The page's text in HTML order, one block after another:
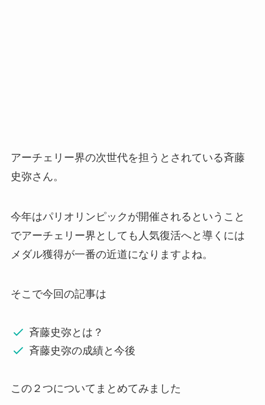
アーチェリー界の次世代を担うとされている斉藤
史弥さん。
今年はパリオリンピックが開催されるということ
でアーチェリー界としても人気復活へと導くには
メダル獲得が一番の近道になりますよね。
そこで今回の記事は
斉藤史弥とは？
斉藤史弥の成績と今後
この２つについてまとめてみました